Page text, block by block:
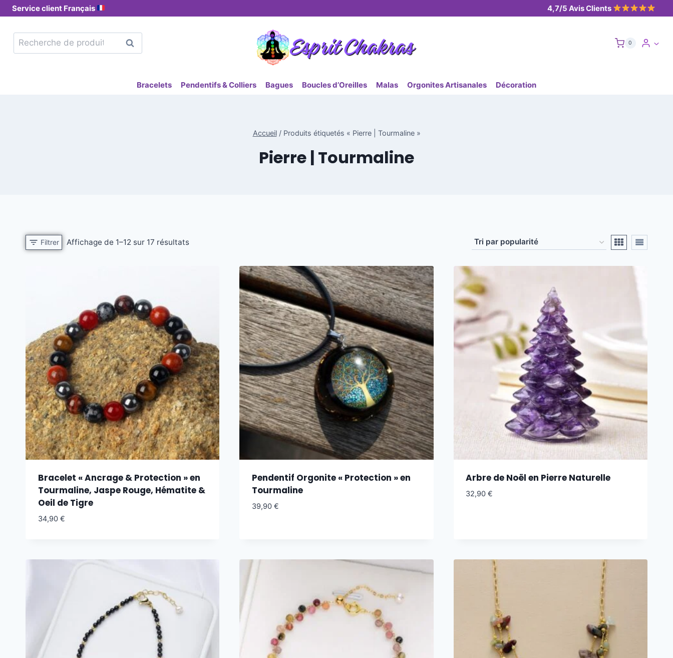
Service client Français 4,7/5 Avis Clients
Recherche 0
Bracelets Pendentifs & Colliers Bagues Boucles d’Oreilles Malas Orgonites Artisanales Décoration
Accueil/ Produits étiquetés « Pierre | Tourmaline »
Pierre | Tourmaline
Filtrer Affichage de 1–12 sur 17 résultats
Bracelet « Ancrage & Protection » en
Tourmaline, Jaspe Rouge, Hématite &
Oeil de Tigre
34,90 €
Pendentif Orgonite « Protection » en
Tourmaline
39,90 €
Arbre de Noël en Pierre Naturelle
32,90€